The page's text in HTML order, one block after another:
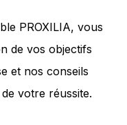
PROXILIA, vous
de vos objectifs
et nos conseils
votre réussite.